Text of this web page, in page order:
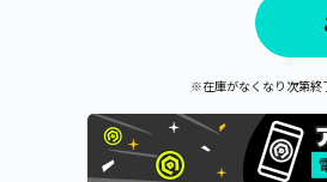
※在庫がなくなり次第終